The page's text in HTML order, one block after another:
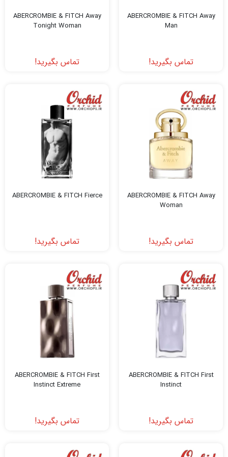
ABERCROMBIE & FITCH Away
Man
تماس بگیرید!
ABERCROMBIE & FITCH Away
Tonight Woman
تماس بگیرید!
ABERCROMBIE & FITCH Away
Woman
تماس بگیرید!
ABERCROMBIE & FITCH Fierce
تماس بگیرید!
ABERCROMBIE & FITCH First
Instinct
تماس بگیرید!
ABERCROMBIE & FITCH First
Instinct Extreme
تماس بگیرید!